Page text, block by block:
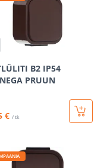
B2 IP54
PRUUN
€ / tk